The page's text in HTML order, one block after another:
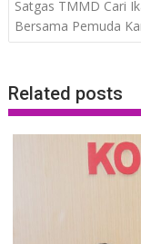
Satgas TMMD Cari
Bersama Pemuda
Related posts